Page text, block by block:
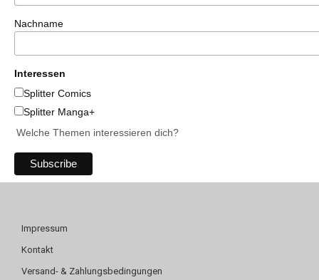
Nachname
Interessen
Splitter Comics
Splitter Manga+
Welche Themen interessieren dich?
Impressum
Kontakt
Versand- & Zahlungsbedingungen